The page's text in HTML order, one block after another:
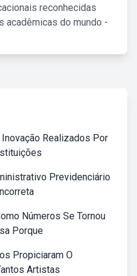
reconhecidas
acadêmicas do mundo -
Realizados Por
Previdenciário
Números Se Tornou
Porque
Propiciaram O
Artistas